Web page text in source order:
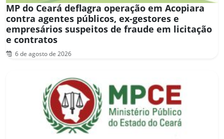
MP do Ceará deflagra operação em Acopiara
contra agentes públicos, ex-gestores e
empresários suspeitos de fraude em licitação
e contratos
6 de agosto de 2026